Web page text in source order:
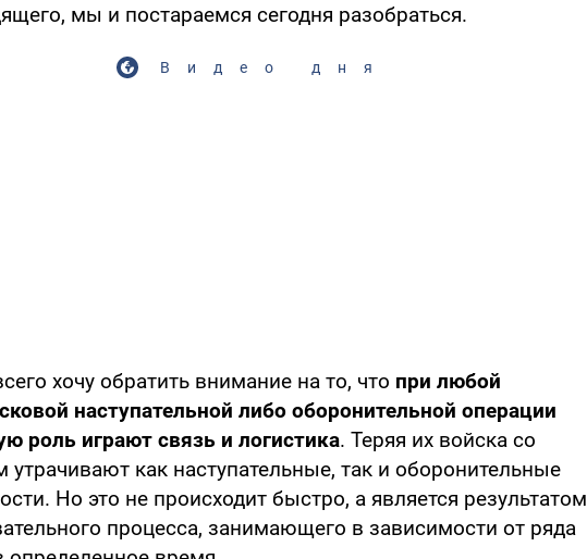
мы и постараемся сегодня разобраться.
Видео дня
хочу обратить внимание на то, что при любой
наступательной либо оборонительной операции
роль играют связь и логистика. Теряя их войска со
утрачивают как наступательные, так и оборонительные
Но это не происходит быстро, а является результатом
процесса, занимающего в зависимости от ряда